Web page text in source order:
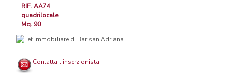
RIF. AA74
quadrilocale
Mq. 90
Contatta l'inserzionista